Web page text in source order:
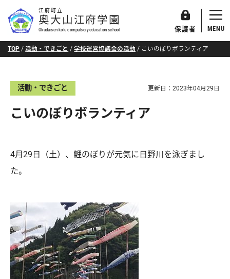
江府町立
奥大山江府学園
Okudaisen kofu compulsory education school 保護者 MENU
TOP /活動・できごと /学校運営協議会の活動 / こいのぼりボランティア
活動・できごと 更新日： 2023年04月29日
こいのぼりボランティア
4月29日（土）、鯉のぼりが元気に日野川を泳ぎまし
た。